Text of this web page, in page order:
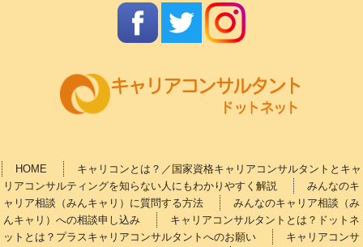
HOME
キャリコンとは？／国家資格キャリアコンサルタントとキャ
リアコンサルティングを知らない人にもわかりやすく解説
みんなのキ
ャリア相談（みんキャリ）に質問する方法
みんなのキャリア相談（み
んキャリ）への相談申し込み
キャリアコンサルタントとは？ドットネ
ットとは？プラスキャリアコンサルタントへのお願い
キャリアコンサ